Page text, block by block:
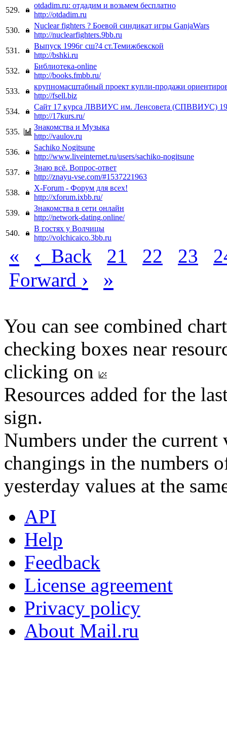
529.
otdadim.ru: отдадим и возьмем бесплатно
http://otdadim.ru
530.
Nuclear fighters ? Боевой синдикат игры GanjaWars
http://nuclearfighters.9bb.ru
531.
Выпуск 1996г сш?4 ст.Темижбекской
http://bshki.ru
532.
Библиотека-online
http://books.fmbb.ru/
533.
крупномасштабный проект купли-продажи
http://fsell.biz
534.
Сайт 17 курса ЛВВИУС им. Ленсовета (СПВВИУС)
http://17kurs.ru/
535.
Знакомства и Музыка
http://vaulov.ru
536.
Sachiko Nogitsune
http://www.liveinternet.ru/users/sachiko-nogitsune
537.
Знаю всё. Вопрос-ответ
http://znayu-vse.com/#1537221963
538.
X-Forum - Форум для всех!
http://xforum.ixbb.ru/
539.
Знакомства в сети онлайн
http://network-dating.online/
540.
В гостях у Волчицы
http://volchicaico.3bb.ru
« ‹ Back 21 22 23
Forward › »
You can see combined
checking boxes near
clicking on
Resources added for the
sign.
Numbers under the
changings in the numbers
yesterday values at the
API
Help
Feedback
License agreement
Privacy policy
About Mail.ru